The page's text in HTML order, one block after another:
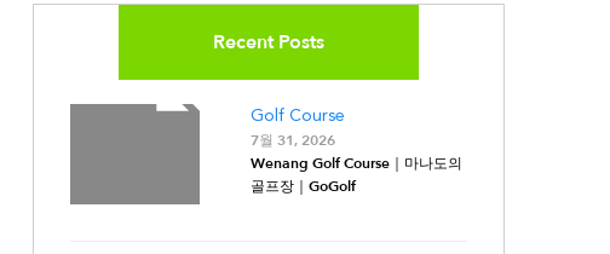
Recent Posts
Golf Course
7월 31, 2026
Wenang Golf Course｜마나도의
골프장｜GoGolf